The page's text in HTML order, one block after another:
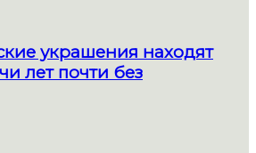
украшения находят
лет почти без